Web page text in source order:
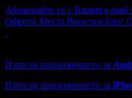
Абонирайте се с Вашия e-mail
Оферти Места Винетки Блог
Изтегли приложението за
Изтегли приложението за